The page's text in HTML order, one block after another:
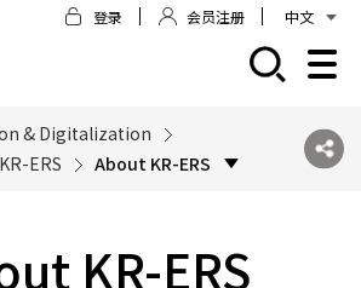
登录 会员注册 中文
& Digitalization
KR-ERS About KR-ERS
KR-ERS